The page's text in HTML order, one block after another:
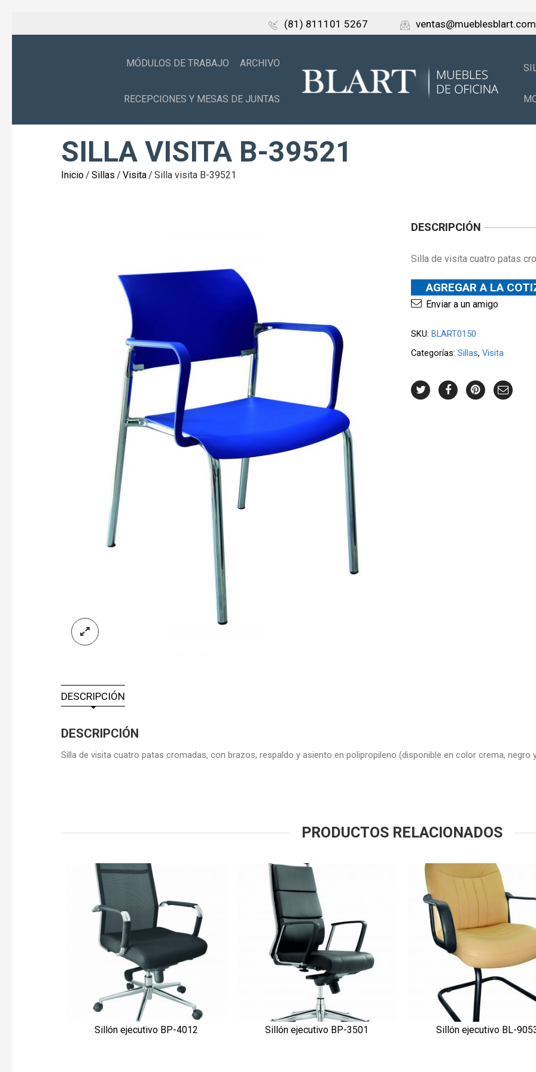
(81) 811101 5267 ventas@mueblesblart.com
MÓDULOS DE TRABAJO ARCHIVO
RECEPCIONES Y MESAS DE JUNTAS
SILLA VISITA B-39521
Inicio/ Sillas / Visita/ Silla visita B-39521
DESCRIPCIÓN
Silla de visita cuatro patas
AGREGAR A LA
Enviar a un amigo
SKU: BLART0150
Categorías: Sillas, Visita
DESCRIPCIÓN
DESCRIPCIÓN
Silla de visita cuatro patas cromadas, con brazos, respaldo y asiento en polipropileno (disponible en color crema, negro
PRODUCTOS RELACIONADOS
VISTA RÁPIDA
Sillón ejecutivo BP-4012 VISTA RÁPIDA
Sillón ejecutivo BP-3501 VISTA RÁPIDA
Sillón ejecutivo BL-